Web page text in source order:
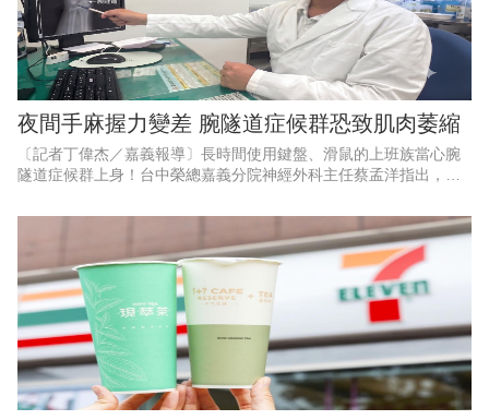
夜間手麻握力變差 腕隧道症候群恐致肌肉萎縮
〔記者丁偉杰／嘉義報導〕長時間使用鍵盤、滑鼠的上班族當心腕
隧道症候群上身！台中榮總嘉義分院神經外科主任蔡孟洋指出，腕
顯，嚴重者甚至可能出現肌肉